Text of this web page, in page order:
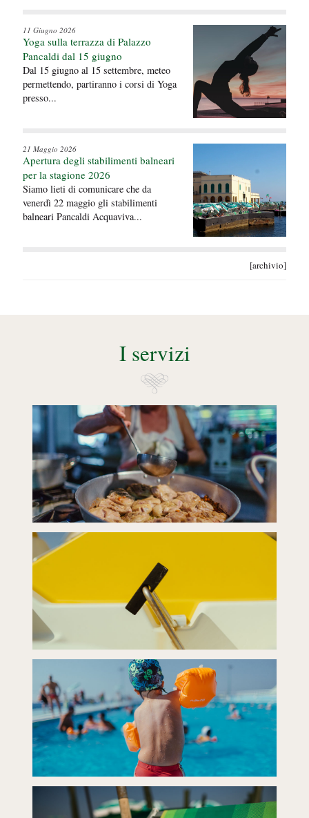
11 Giugno 2026
Yoga sulla terrazza di Palazzo
Pancaldi dal 15 giugno
Dal 15 giugno al 15 settembre, meteo
permettendo, partiranno i corsi di Yoga
presso...
21 Maggio 2026
Apertura degli stabilimenti balneari
per la stagione 2026
Siamo lieti di comunicare che da
venerdì 22 maggio gli stabilimenti
balneari Pancaldi Acquaviva...
[archivio]
I servizi